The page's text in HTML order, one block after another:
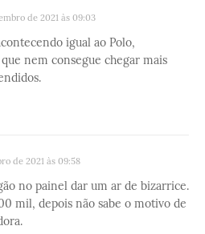
de 2021 às 09:03
igual ao Polo,
nem consegue chegar mais
de 2021 às 09:58
no painel dar um ar de bizarrice.
mil, depois não sabe o motivo de